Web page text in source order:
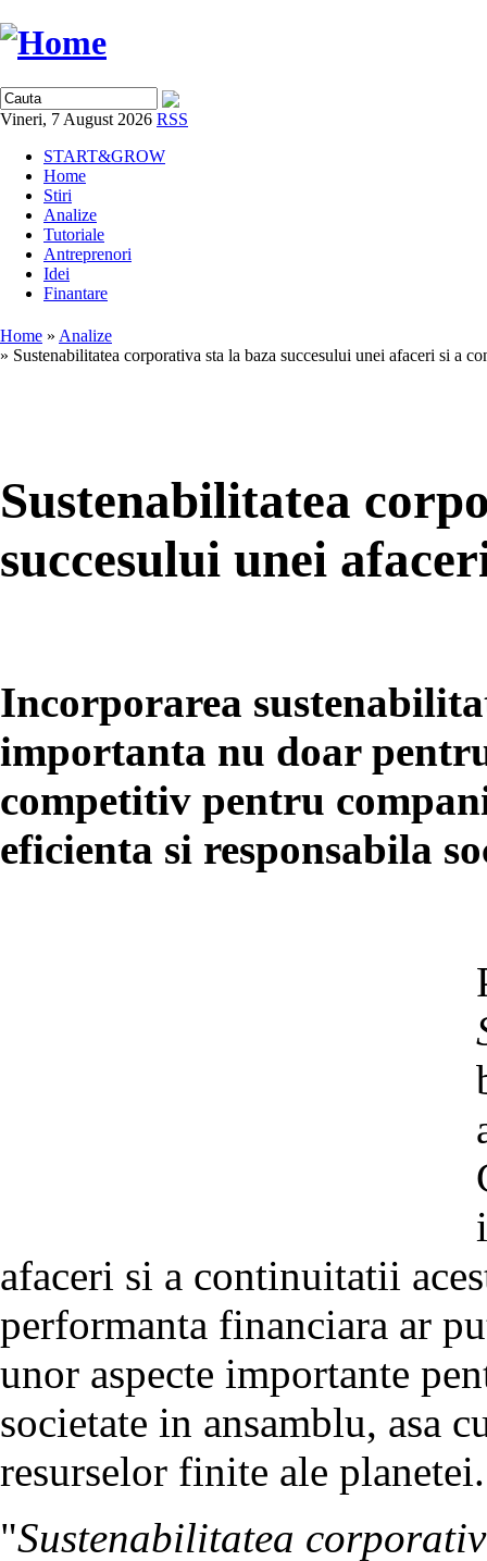
Vineri, 7 August 2026 RSS
START&GROW
Home
Stiri
Analize
Tutoriale
Antreprenori
Idei
Finantare
Home » Analize
» Sustenabilitatea corporativa sta la baza succesului unei afaceri si a
Sustenabilitatea
succesului unei
Incorporarea
importanta nu doar
competitiv pentru
eficienta si responsabila
afaceri si a continuitatii
performanta financiara ar
unor aspecte importante
societate in ansamblu, asa
resurselor finite ale planetei.
"Sustenabilitatea